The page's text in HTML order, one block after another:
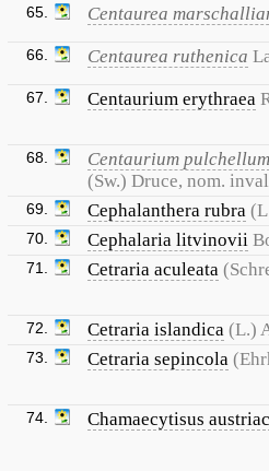
65. Centaurea
66. Centaurea ruthenica
67. Centaurium erythraea
68.
Centaurium pulchellum
(Sw.) Druce, nom.
69. Cephalanthera rubra
70. Cephalaria litvinovii
71. Cetraria aculeata
72. Cetraria islandica (L.)
73. Cetraria sepincola
74. Chamaecytisus